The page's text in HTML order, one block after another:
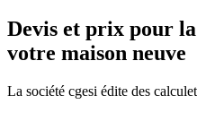
Devis et prix pour
votre maison neuve
La société cgesi édite des